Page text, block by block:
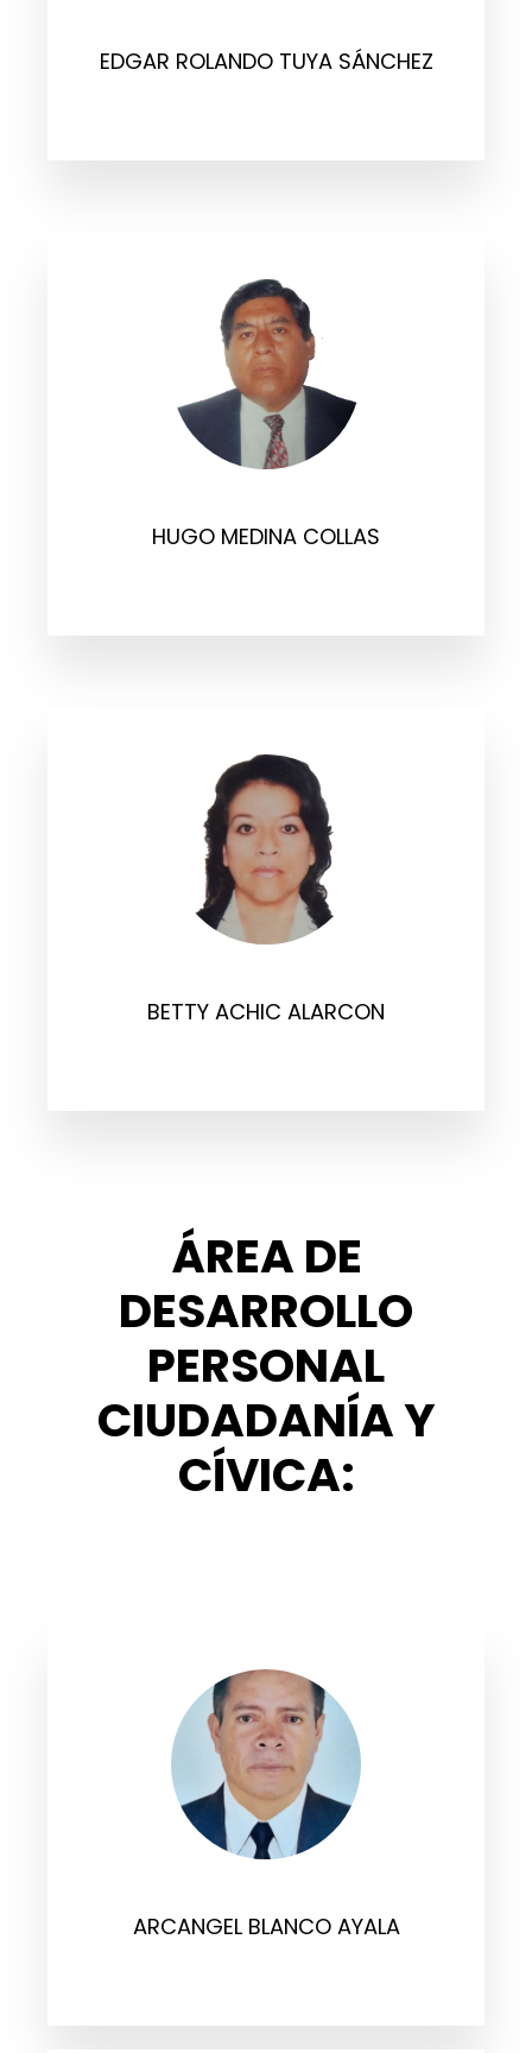
EDGAR ROLANDO TUYA SÁNCHEZ
HUGO MEDINA COLLAS
BETTY ACHIC ALARCON
ÁREA DE
DESARROLLO
PERSONAL
CIUDADANÍA Y
CÍVICA:
ARCANGEL BLANCO AYALA